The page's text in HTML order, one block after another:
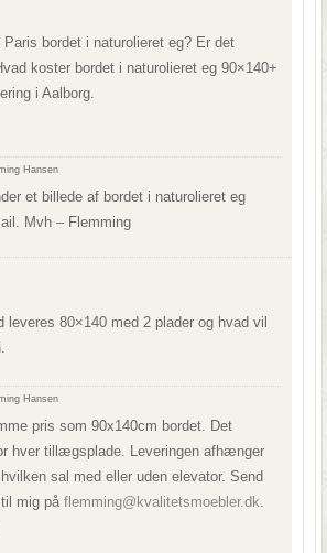
Paris bordet i naturolieret eg? Er det
koster bordet i naturolieret eg 90×140+
i Aalborg.
Hansen
et billede af bordet i naturolieret eg
Mvh – Flemming
leveres 80×140 med 2 plader og hvad vil
Hansen
pris som 90x140cm bordet. Det
hver tillægsplade. Leveringen afhænger
sal med eller uden elevator. Send
til mig påflemming@kvalitetsmoebler.dk.